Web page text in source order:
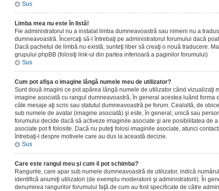
Sus
Limba mea nu este în listă!
Fie administratorul nu a instalat limba dumneavoastră sau nimeni nu a
dumneavoastră. Încercaţi să-l întrebaţi pe administratorul forumului dacă
Dacă pachetul de limbă nu există, sunteţi liber să creaţi o nouă traducere.
grupului phpBB (folosiţi link-ul din partea inferioară a paginilor forumului)
Sus
Cum pot afişa o imagine lângă numele meu de utilizator?
Sunt două imagini ce pot apărea lângă numele de utilizator când vizualizaţi
imagine asociată cu rangul dumneavoastră, în general acestea luând forma
câte mesaje aţi scris sau statutul dumneavoastră pe forum. Cealaltă, de
sub numele de avatar (imagine asociată) şi este, în general, unică sau
forumului decide dacă să activeze imaginile asociate şi are posibilitatea de
asociate pot fi folosite. Dacă nu puteţi folosi imaginile asociate, atunci
întrebaţi-l despre motivele care au dus la această decizie.
Sus
Care este rangul meu şi cum il pot schimba?
Rangurile, care apar sub numele dumneavoastră de utilizator, indică
identifică anumiţi utilizatori (de exemplu moderatorii şi administratorii). În
denumirea rangurilor forumului faţă de cum au fost specificate de către